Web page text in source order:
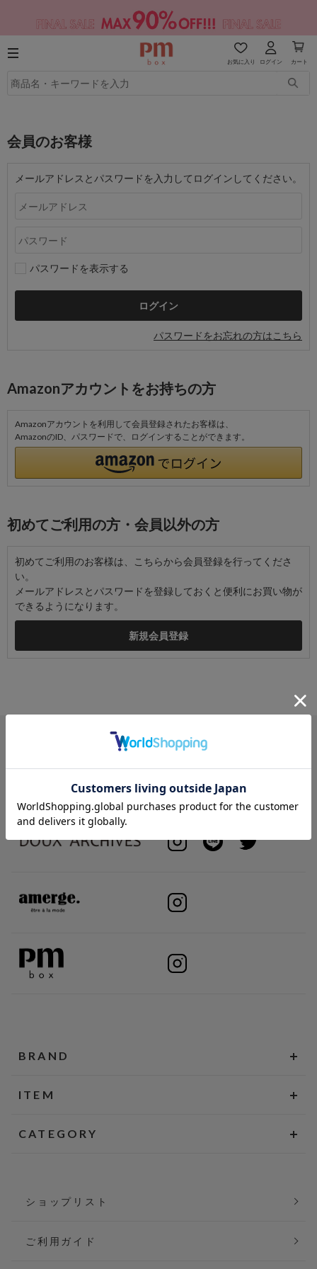
お気に入り ログイン カート
会員のお客様
メールアドレスとパスワードを入力してログインしてください。
パスワードを表示する
パスワードをお忘れの方はこちら
Amazonアカウントをお持ちの方
Amazonアカウントを利用して会員登録されたお客様は、
AmazonのID、パスワードで、ログインすることができます。
初めてご利用の方・会員以外の方
初めてご利用のお客様は、こちらから会員登録を行ってくださ
い。
メールアドレスとパスワードを登録しておくと便利にお買い物が
できるようになります。
BRAND
ITEM
CATEGORY
ショップリスト
ご利用ガイド